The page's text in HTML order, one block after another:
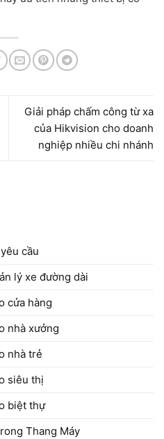
Giải pháp chấm công từ xa
của Hikvision cho doanh
nghiệp nhiều chi nhánh
cầu
lý xe đường dài
cửa hàng
nhà xưởng
nhà trẻ
siêu thị
biệt thự
Thang Máy